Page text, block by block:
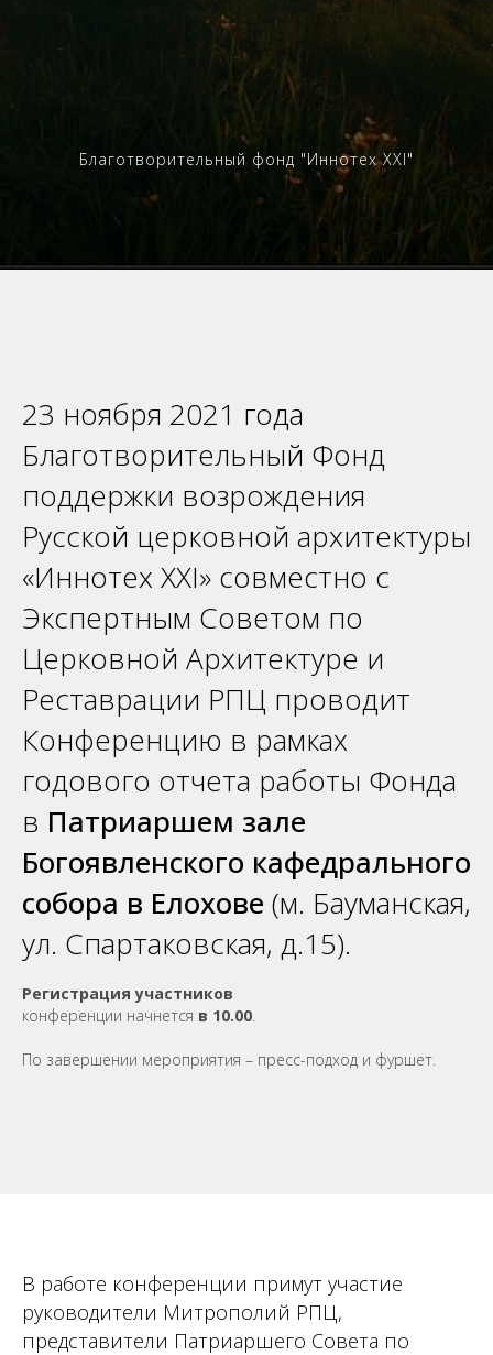
Благотворительный фонд "Иннотех XXI"
23 ноября 2021 года
Благотворительный Фонд
поддержки возрождения
Русской церковной архитектуры
«Иннотех XXI» совместно с
Экспертным Советом по
Церковной Архитектуре и
Реставрации РПЦ проводит
Конференцию в рамках
годового отчета работы Фонда
в Патриаршем зале
Богоявленского кафедрального
собора в Елохове (м. Бауманская,
ул. Спартаковская, д.15).
Регистрацияучастников
конференции начнется в 10.00.
По завершении мероприятия – пресс-подход и фуршет.
В работе конференции примут участие
руководители Митрополий РПЦ,
представители Патриаршего Совета по